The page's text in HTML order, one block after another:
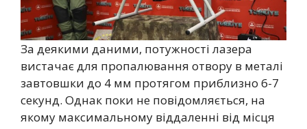
За деякими даними, потужності лазера
вистачає для пропалювання отвору в металі
завтовшки до 4 мм протягом приблизно 6-7
секунд. Однак поки не повідомляється, на
якому максимальному віддаленні від місця